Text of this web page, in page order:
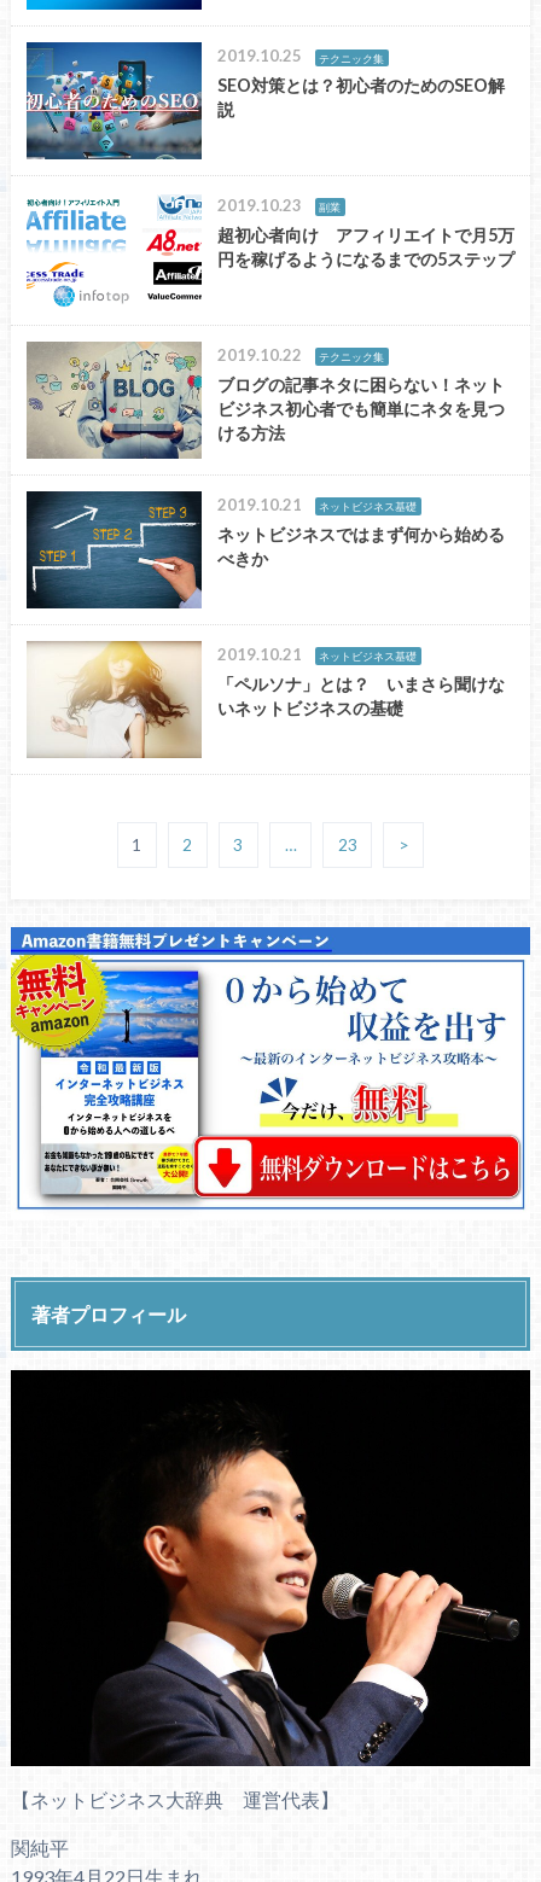
2019.10.25 テクニック集
SEO対策とは？初心者のためのSEO解
説
2019.10.23 副業
超初心者向け アフィリエイトで月5万
円を稼げるようになるまでの5ステップ
2019.10.22 テクニック集
ブログの記事ネタに困らない！ネット
ビジネス初心者でも簡単にネタを見つ
ける方法
2019.10.21 ネットビジネス基礎
ネットビジネスではまず何から始める
べきか
2019.10.21 ネットビジネス基礎
「ペルソナ」とは？ いまさら聞けな
いネットビジネスの基礎
1 2 3 … 23 >
著者プロフィール
【ネットビジネス大辞典 運営代表】
関純平
1993年4月22日生まれ。